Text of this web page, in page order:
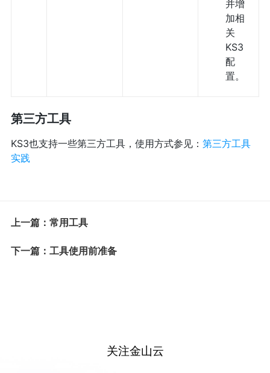
并增
加相
关
KS3
配
置。
第三方工具
KS3也支持一些第三方工具，使用方式参见： 第三方工具
实践
上一篇：常用工具
下一篇：工具使用前准备
关注金山云